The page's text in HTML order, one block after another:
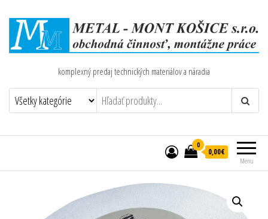
komplexný predaj technických materiálov a náradia
Menu
0
0,00€